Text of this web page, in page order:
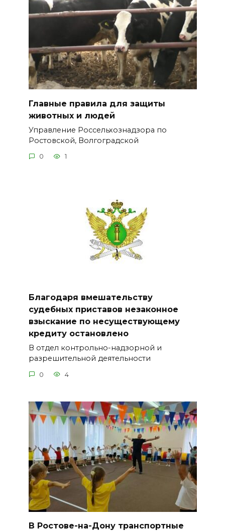
Главные правила для защиты
животных и людей
Управление Россельхознадзора по
Ростовской, Волгоградской
0 1
Благодаря вмешательству
судебных приставов незаконное
взыскание по несуществующему
кредиту остановлено
В отдел контрольно-надзорной и
разрешительной деятельности
0 4
В Ростове-на-Дону транспортные